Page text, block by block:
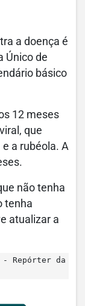
a doença é
Único de
básico
12 meses
que
a rubéola. A
não tenha
tenha
atualizar a
- Repórter da